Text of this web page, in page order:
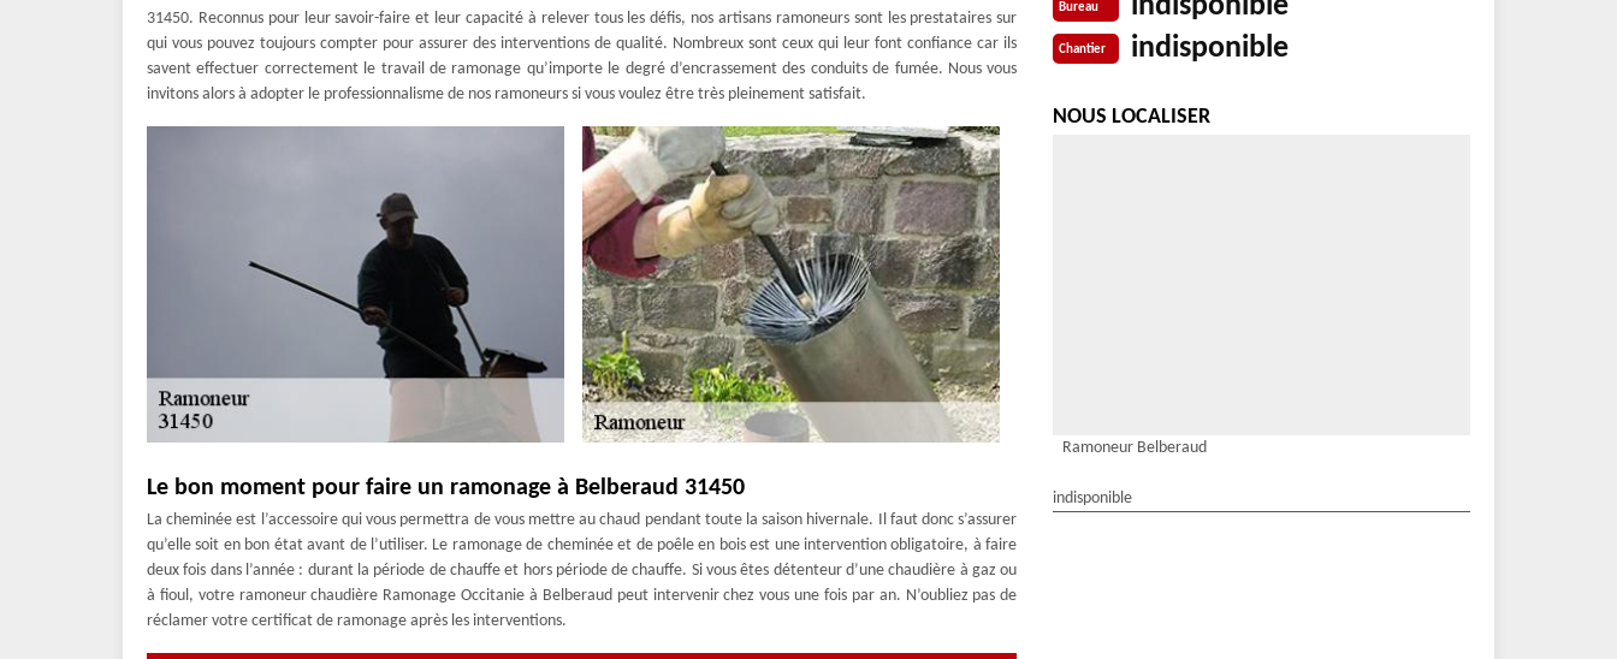
31450. Reconnus pour leur savoir-faire et leur capacité à relever tous les défis, nos artisans ramoneurs sont les prestataires sur
qui vous pouvez toujours compter pour assurer des interventions de qualité. Nombreux sont ceux qui leur font confiance car ils
savent effectuer correctement le travail de ramonage qu’importe le degré d’encrassement des conduits de fumée. Nous vous
invitons alors à adopter le professionnalisme de nos ramoneurs si vous voulez être très pleinement satisfait.
Le bon moment pour faire un ramonage à Belberaud 31450
La cheminée est l’accessoire qui vous permettra de vous mettre au chaud pendant toute la saison hivernale. Il faut donc s’assurer
qu’elle soit en bon état avant de l’utiliser. Le ramonage de cheminée et de poêle en bois est une intervention obligatoire, à faire
deux fois dans l’année : durant la période de chauffe et hors période de chauffe. Si vous êtes détenteur d’une chaudière à gaz ou
à fioul, votre ramoneur chaudière Ramonage Occitanie à Belberaud peut intervenir chez vous une fois par an. N’oubliez pas de
réclamer votre certificat de ramonage après les interventions.
Bureau indisponible
Chantier indisponible
NOUS LOCALISER
Ramoneur Belberaud
indisponible